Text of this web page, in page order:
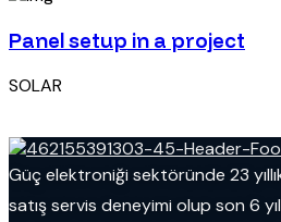
Panel setup in a project
SOLAR
Güç elektroniği sektöründe 23
satış servis deneyimi olup son 6